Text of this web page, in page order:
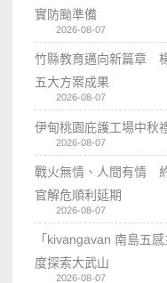
實防颱準備
2026-08-07
竹縣教育邁向新篇章
五大方案成果
2026-08-07
伊甸桃園庇護工場中
2026-08-07
戰火無情、人間有情
官解危順利延期
2026-08-07
「kivangavan 南島五
度探索大武山
2026-08-07